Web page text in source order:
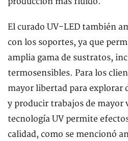
El curado UV-LED también
con los soportes, ya que
amplia gama de sustratos,
termosensibles. Para los
mayor libertad para explorar
y producir trabajos de mayor
tecnología UV permite
calidad, como se mencionó